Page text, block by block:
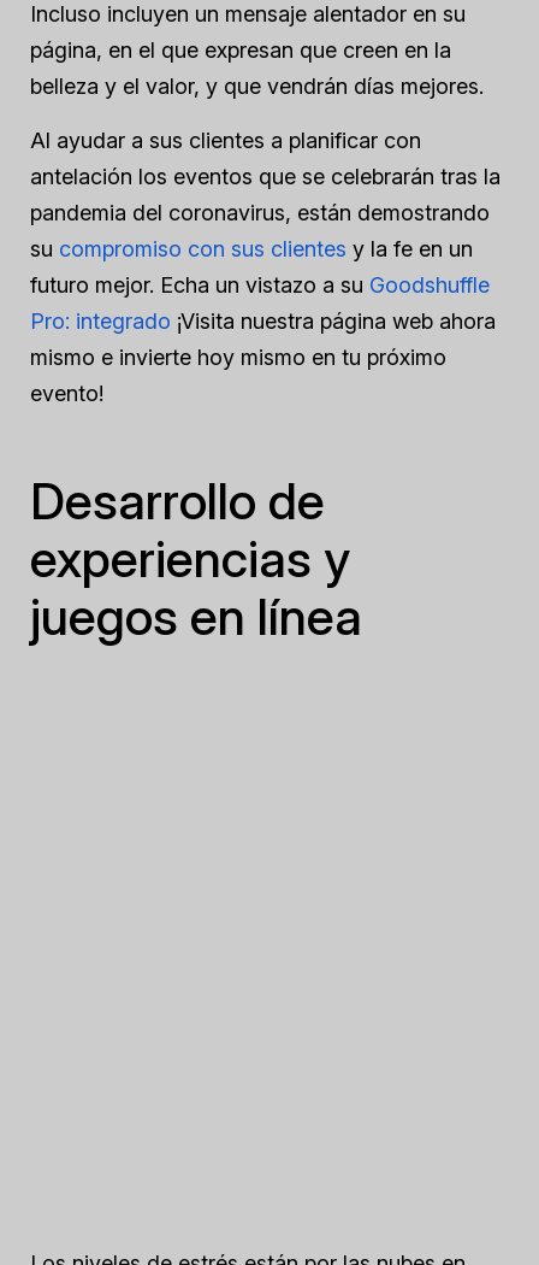
Incluso incluyen un mensaje alentador en su
página, en el que expresan que creen en la
belleza y el valor, y que vendrán días mejores.
Al ayudar a sus clientes a planificar con
antelación los eventos que se celebrarán tras la
pandemia del coronavirus, están demostrando
su compromiso con sus clientes y la fe en un
futuro mejor. Echa un vistazo a su Goodshuffle
Pro: integrado ¡Visita nuestra página web ahora
mismo e invierte hoy mismo en tu próximo
evento!
Desarrollo de
experiencias y
juegos en línea